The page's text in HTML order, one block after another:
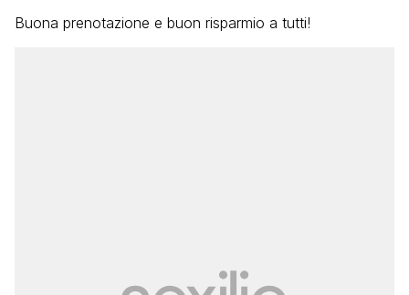
Buona prenotazione e buon risparmio a tutti!